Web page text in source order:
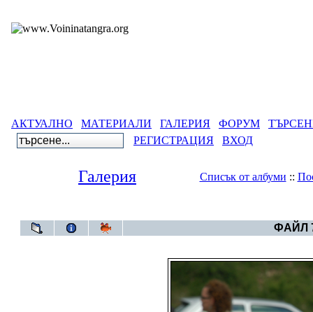
АКТУАЛНО МАТЕРИАЛИ ГАЛЕРИЯ ФОРУМ
РЕГИСТРАЦИЯ
ВХОД
Галерия Списък от албуми ::
ФАЙЛ